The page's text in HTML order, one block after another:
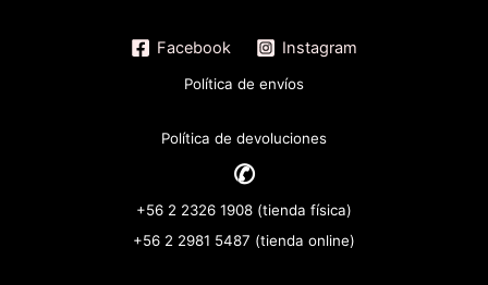
Facebook Instagram
Política de envíos
Política de devoluciones
✆
+56 2 2326 1908 (tienda física)
+56 2 2981 5487 (tienda online)